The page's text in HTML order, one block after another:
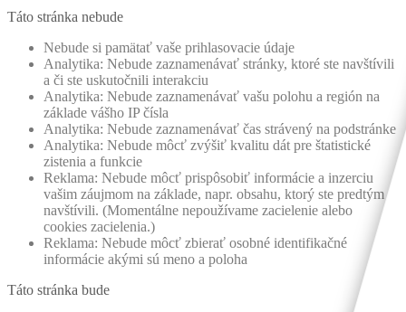
Táto stránka nebude
Nebude si pamätať vaše prihlasovacie údaje
Analytika: Nebude zaznamenávať stránky, ktoré ste navštívili
a či ste uskutočnili interakciu
Analytika: Nebude zaznamenávať vašu polohu a región na
základe vášho IP čísla
Analytika: Nebude zaznamenávať čas strávený na podstránke
Analytika: Nebude môcť zvýšiť kvalitu dát pre štatistické
zistenia a funkcie
Reklama: Nebude môcť prispôsobiť informácie a inzerciu
vašim záujmom na základe, napr. obsahu, ktorý ste predtým
navštívili. (Momentálne nepoužívame zacielenie alebo
cookies zacielenia.)
Reklama: Nebude môcť zbierať osobné identifikačné
informácie akými sú meno a poloha
Táto stránka bude